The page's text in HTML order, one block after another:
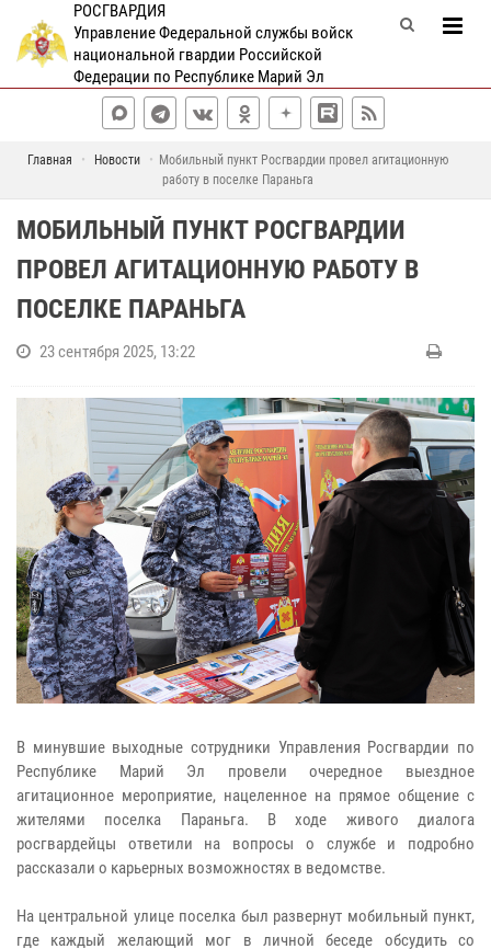
РОСГВАРДИЯ
Управление Федеральной службы войск
национальной гвардии Российской
Федерации по Республике Марий Эл
Главная Новости
Мобильный пункт Росгвардии провел агитационную
работу в поселке Параньга
МОБИЛЬНЫЙ ПУНКТ РОСГВАРДИИ
ПРОВЕЛ АГИТАЦИОННУЮ РАБОТУ В
ПОСЕЛКЕ ПАРАНЬГА
23 сентября 2025, 13:22
В минувшие выходные сотрудники Управления Росгвардии по
Республике Марий Эл провели очередное выездное
агитационное мероприятие, нацеленное на прямое общение с
жителями поселка Параньга. В ходе живого диалога
росгвардейцы ответили на вопросы о службе и подробно
рассказали о карьерных возможностях в ведомстве.
На центральной улице поселка был развернут мобильный пункт,
где каждый желающий мог в личной беседе обсудить со